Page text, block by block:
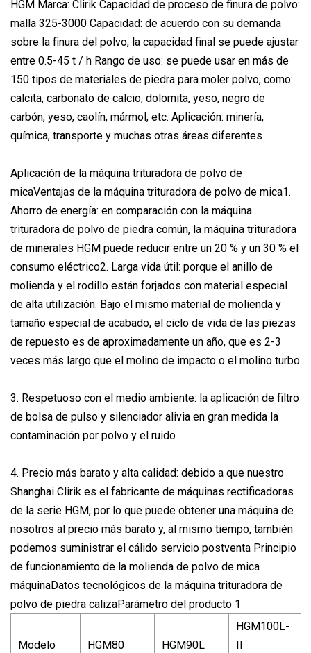
HGM Marca: Clirik Capacidad de proceso de finura de polvo:
malla 325-3000 Capacidad: de acuerdo con su demanda
sobre la finura del polvo, la capacidad final se puede ajustar
entre 0.5-45 t / h Rango de uso: se puede usar en más de
150 tipos de materiales de piedra para moler polvo, como:
calcita, carbonato de calcio, dolomita, yeso, negro de
carbón, yeso, caolín, mármol, etc. Aplicación: minería,
química, transporte y muchas otras áreas diferentes
Aplicación de la máquina trituradora de polvo de
micaVentajas de la máquina trituradora de polvo de mica1.
Ahorro de energía: en comparación con la máquina
trituradora de polvo de piedra común, la máquina trituradora
de minerales HGM puede reducir entre un 20 % y un 30 % el
consumo eléctrico2. Larga vida útil: porque el anillo de
molienda y el rodillo están forjados con material especial
de alta utilización. Bajo el mismo material de molienda y
tamaño especial de acabado, el ciclo de vida de las piezas
de repuesto es de aproximadamente un año, que es 2-3
veces más largo que el molino de impacto o el molino turbo
3. Respetuoso con el medio ambiente: la aplicación de filtro
de bolsa de pulso y silenciador alivia en gran medida la
contaminación por polvo y el ruido
4. Precio más barato y alta calidad: debido a que nuestro
Shanghai Clirik es el fabricante de máquinas rectificadoras
de la serie HGM, por lo que puede obtener una máquina de
nosotros al precio más barato y, al mismo tiempo, también
podemos suministrar el cálido servicio postventa Principio
de funcionamiento de la molienda de polvo de mica
máquinaDatos tecnológicos de la máquina trituradora de
polvo de piedra calizaParámetro del producto 1
Modelo HGM80 HGM90L
HGM100L-